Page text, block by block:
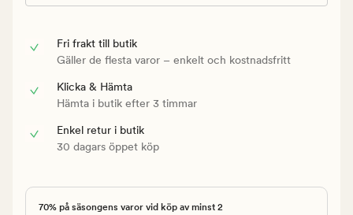
Fri frakt till butik
Gäller de flesta varor – enkelt och kostnadsfritt
Klicka & Hämta
Hämta i butik efter 3 timmar
Enkel retur i butik
30 dagars öppet köp
70% på säsongens varor vid köp av minst 2